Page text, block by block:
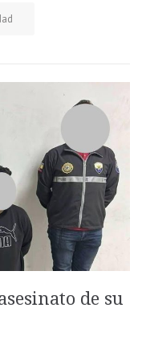
de su